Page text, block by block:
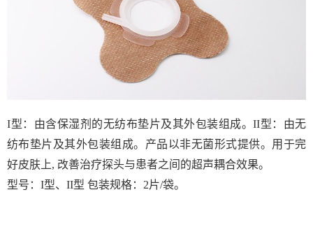
I型：由含保湿剂的无纺布垫片及其外包装组成。II型：由无
纺布垫片及其外包装组成。产品以非无菌形式提供。用于完
好皮肤上, 改善治疗探头与患者之间的超声耦合效果。
型号：I型、II型 包装规格：2片/袋。